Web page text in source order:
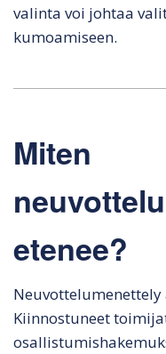
valinta voi johtaa
kumoamiseen.
Miten
etenee?
Kiinnostuneet